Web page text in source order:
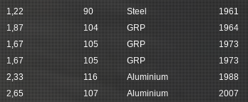
1,22 90 Steel
1961
1,87 104 GRP
1964
1,67 105 GRP 1973
1,67 105 GRP 1973
2,33 116 Aluminium 1988
2,65 107 Aluminium 2007